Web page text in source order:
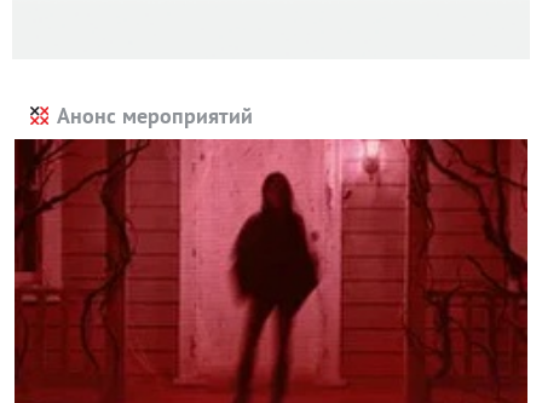
Анонс мероприятий